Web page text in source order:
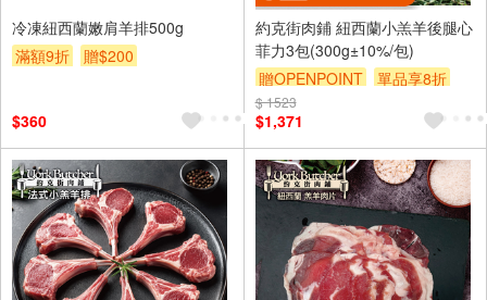
冷凍紐西蘭嫩肩羊排500g
滿額9折
贈$200
$360
約克街肉鋪 紐西蘭小羔羊後腿心
菲力3包(300g±10%/包)
贈OPENPOINT
單品享8折
訂單滿999享9折
$ 1523
$1,371